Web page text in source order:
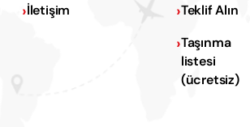
İletişim
Teklif Alın
Taşınma
listesi
(ücretsiz)